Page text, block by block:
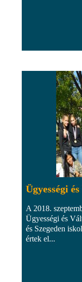
Ügyességi
A 2018.
Ügyességi és
és Szegeden
értek el...